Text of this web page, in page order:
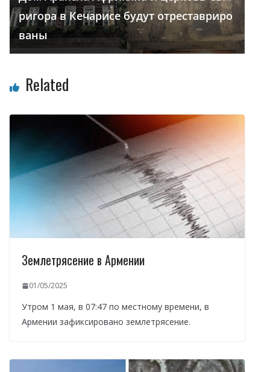
ригора в Кечарисе будут отреставриро
ваны
Related
Землетрясение в Армении
01/05/2025
Утром 1 мая, в 07:47 по местному времени, в
Армении зафиксировано землетрясение.